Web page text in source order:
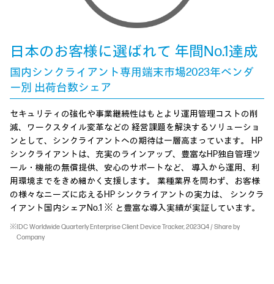
日本のお客様に選ばれて 年間No.1達成
国内シンクライアント専用端末市場2023年ベンダ
ー別 出荷台数シェア
セキュリティの強化や事業継続性はもとより運用管理コストの削
減、ワークスタイル変革などの 経営課題を解決するソリューショ
ンとして、シンクライアントへの期待は一層高まっています。 HP
シンクライアントは、充実のラインアップ、豊富なHP独自管理ツ
ール・機能の無償提供、安心のサポートなど、 導入から運用、利
用環境までをきめ細かく支援します。 業種業界を問わず、お客様
の様々なニーズに応えるHP シンクライアントの実力は、 シンクラ
イアント国内シェアNo.1 ※ と豊富な導入実績が実証しています。
※IDC Worldwide Quarterly Enterprise Client Device Tracker, 2023Q4 / Share by
Company